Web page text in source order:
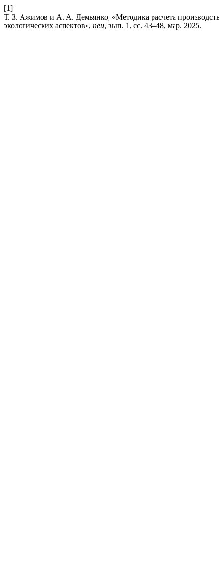
[1]
Т. З. Ажимов и А. А. Демьянко, «Методика расчета
экологических аспектов», neu, вып. 1, сс. 43–48, мар. 2025.